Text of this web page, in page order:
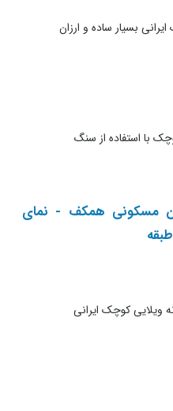
بسیار ساده و ارزان
با استفاده از سنگ
مسکونی همکف - نمای
کوچک ایرانی